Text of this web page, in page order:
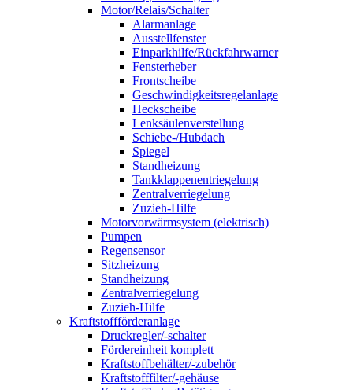
Motor/Relais/Schalter
Alarmanlage
Ausstellfenster
Einparkhilfe/Rückfahrwarner
Fensterheber
Frontscheibe
Geschwindigkeitsregelanlage
Heckscheibe
Lenksäulenverstellung
Schiebe-/Hubdach
Spiegel
Standheizung
Tankklappenentriegelung
Zentralverriegelung
Zuzieh-Hilfe
Motorvorwärmsystem (elektrisch)
Pumpen
Regensensor
Sitzheizung
Standheizung
Zentralverriegelung
Zuzieh-Hilfe
Kraftstoffförderanlage
Druckregler/-schalter
Fördereinheit komplett
Kraftstoffbehälter/-zubehör
Kraftstofffilter/-gehäuse